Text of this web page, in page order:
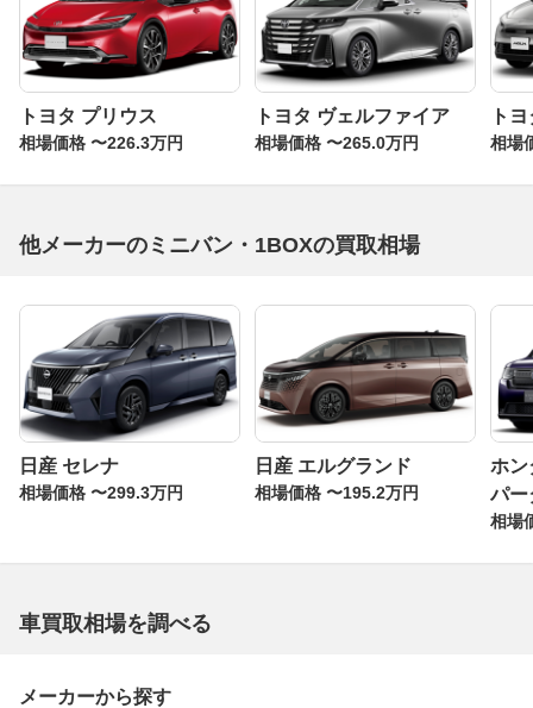
トヨタ プリウス
相場価格 〜226.3万円
トヨタ ヴェルファイア
相場価格 〜265.0万円
ト
相場
他メーカーのミニバン・1BOXの買取相場
日産 セレナ
相場価格 〜299.3万円
日産 エルグランド
相場価格 〜195.2万円
ホン
パー
相場
車買取相場を調べる
メーカーから探す